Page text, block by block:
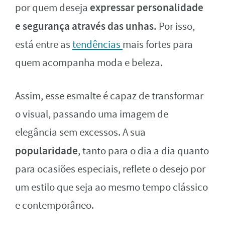
por quem deseja expressar personalidade
e segurança através das unhas. Por isso,
está entre astendências mais fortes para
quem acompanha moda e beleza.
Assim, esse esmalte é capaz de transformar
o visual, passando uma imagem de
elegância sem excessos. A sua
popularidade, tanto para o dia a dia quanto
para ocasiões especiais, reflete o desejo por
um estilo que seja ao mesmo tempo clássico
e contemporâneo.